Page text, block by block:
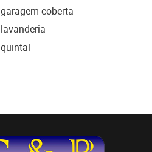
garagem coberta
lavanderia
quintal